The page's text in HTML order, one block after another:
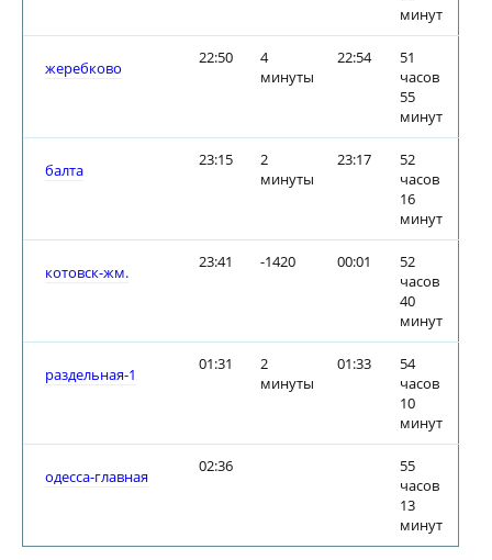
минут
жеребково
22:50
4
минуты
22:54
51
часов
55
минут
балта
23:15
2
минуты
23:17
52
часов
16
минут
котовск-жм.
23:41 -1420 00:01
52
часов
40
минут
раздельная-1
01:31
2
минуты
01:33
54
часов
10
минут
одесса-главная
02:36
55
часов
13
минут